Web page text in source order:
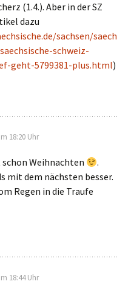
(1.4.). Aber in der SZ
dazu
sachsen/saech
schweiz-
geht-5799381-plus.html)
18:20 Uhr
Weihnachten
.
mit dem nächsten besser.
Regen in die Traufe
18:44 Uhr